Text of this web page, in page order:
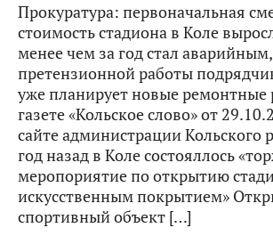
Прокуратура: первоначальная
стоимость стадиона в Коле
менее чем за год стал аварийным,
претензионной работы
уже планирует новые ремонтные
газете «Кольское слово» от
сайте администрации Кольского
год назад в Коле состояллось
меропориятие по открытию
искусственным покрытием»
спортивный объект […]